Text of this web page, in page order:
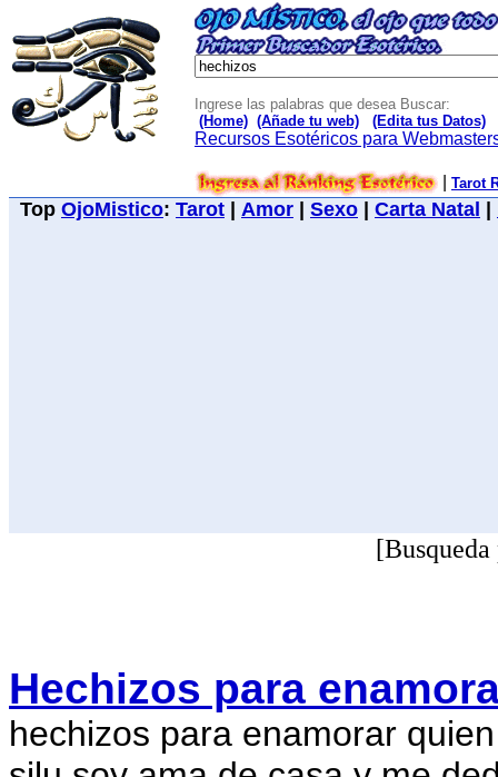
Ingrese las palabras que desea Buscar:
(Home) (Añade tu web) (Edita tus Datos)
Recursos Esotéricos para
Tarot
Top OjoMistico: Tarot Amor Sexo Carta Natal
[Busqueda
Hechizos para
hechizos para enamorar